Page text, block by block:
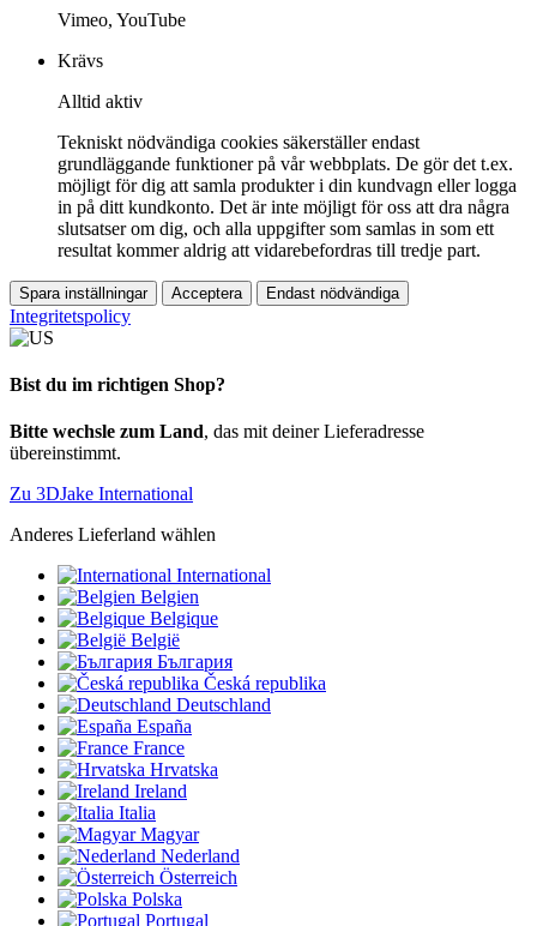
Vimeo, YouTube
Krävs
Alltid aktiv
Tekniskt nödvändiga cookies säkerställer endast
grundläggande funktioner på vår webbplats. De gör det t.ex.
möjligt för dig att samla produkter i din kundvagn eller logga
in på ditt kundkonto. Det är inte möjligt för oss att dra några
slutsatser om dig, och alla uppgifter som samlas in som ett
resultat kommer aldrig att vidarebefordras till tredje part.
Spara inställningar Acceptera Endast nödvändiga
Integritetspolicy
Bist du im richtigen Shop?
Bitte wechsle zum Land, das mit deiner Lieferadresse
übereinstimmt.
Zu 3DJake International
Anderes Lieferland wählen
International
Belgien
Belgique
België
България
Česká republika
Deutschland
España
France
Hrvatska
Ireland
Italia
Magyar
Nederland
Österreich
Polska
Portugal